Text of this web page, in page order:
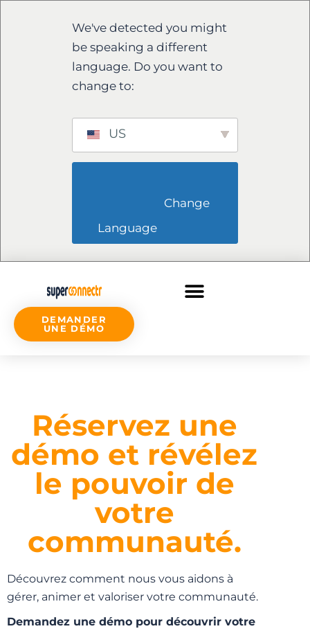
We've detected you might
be speaking a different
language. Do you want to
change to:
US
Language
DEMANDER
UNE DÉMO
Réservez une
démo et révélez
le pouvoir de
votre
communauté.
Découvrez comment nous vous aidons à
gérer, animer et valoriser votre communauté.
Demandez une démo pour découvrir votre